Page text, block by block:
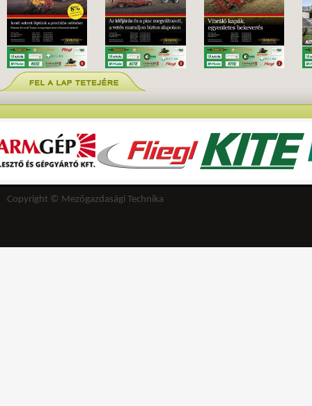
Copyright © Mezőgazdasági Technika